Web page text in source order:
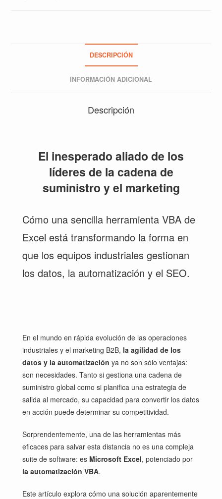
DESCRIPCIÓN
INFORMACIÓN ADICIONAL
Descripción
El inesperado aliado de los
líderes de la cadena de
suministro y el marketing
Cómo una sencilla herramienta VBA de
Excel está transformando la forma en
que los equipos industriales gestionan
los datos, la automatización y el SEO.
En el mundo en rápida evolución de las operaciones
industriales y el marketing B2B, la agilidad de los
datos y la automatización ya no son sólo ventajas:
son necesidades. Tanto si gestiona una cadena de
suministro global como si planifica una estrategia de
salida al mercado, su capacidad para convertir los datos
en acción puede determinar su competitividad.
Sorprendentemente, una de las herramientas más
eficaces para salvar esta distancia no es una compleja
suite de software: es Microsoft Excel, potenciado por
la automatización VBA.
Este artículo explora cómo una solución aparentemente